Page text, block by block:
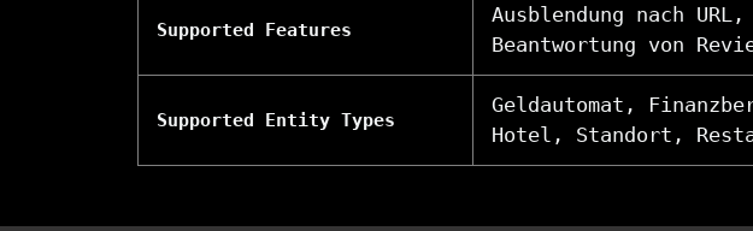
Supported Features
Ausblendung nach
Beantwortung von
Supported Entity Types
Geldautomat,
Hotel, Standort,